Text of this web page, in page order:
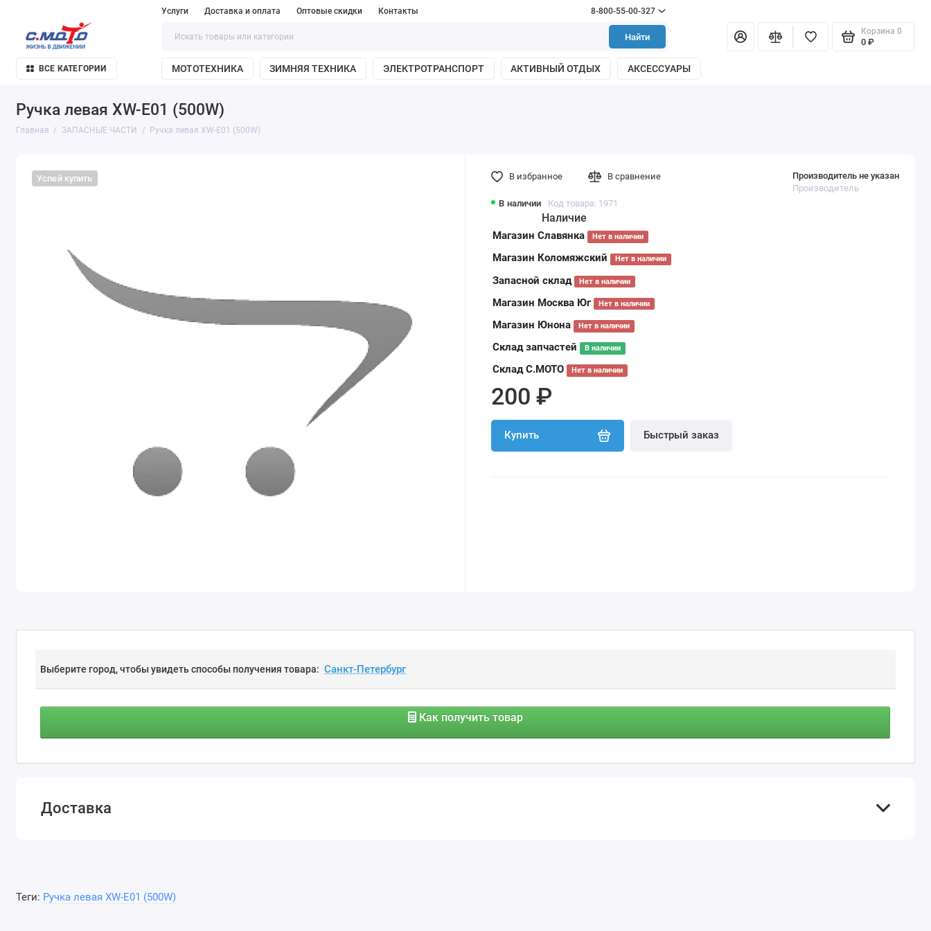
Услуги Доставка и оплата Оптовые скидки Контакты 8-800-55-00-327
Найти
Корзина 0
0 ₽
ВСЕ КАТЕГОРИИ МОТОТЕХНИКА ЗИМНЯЯ ТЕХНИКА ЭЛЕКТРОТРАНСПОРТ АКТИВНЫЙ ОТДЫХ АКСЕССУАРЫ
Ручка левая XW-E01 (500W)
Главная ЗАПАСНЫЕ ЧАСТИ Ручка левая XW-E01 (500W)
Успей купить
В наличии Код товара: 1971
Производитель не указан
Производитель
Наличие
Магазин Славянка Нет в наличии
Магазин Коломяжский Нет в наличии
Запасной склад Нет в наличии
Магазин Москва Юг Нет в наличии
Магазин Юнона Нет в наличии
Склад запчастей В наличии
Склад С.МОТО Нет в наличии
200 ₽
Купить Быстрый заказ
В избранное В сравнение
Выберите город, чтобы увидеть способы получения товара:
Как получить товар
Доставка
Теги: Ручка левая XW-E01 (500W)